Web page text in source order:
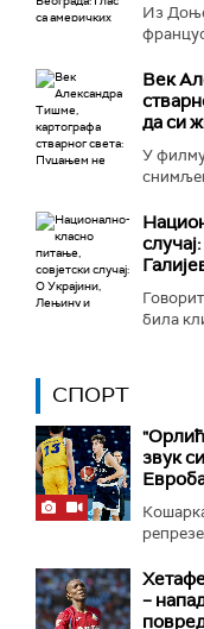
Из
Век
да си
У
била
СПОРТ
звук
–